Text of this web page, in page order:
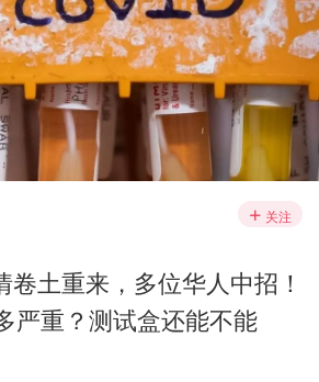
关注
土重来，多位华人中招！
严重？测试盒还能不能